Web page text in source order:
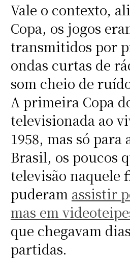
Vale o contexto,
Copa, os jogos
transmitidos por
ondas curtas de
som cheio de
A primeira Copa
televisionada ao
1958, mas só para
Brasil, os poucos
televisão naquele
puderam assistir
mas em
que chegavam
partidas.